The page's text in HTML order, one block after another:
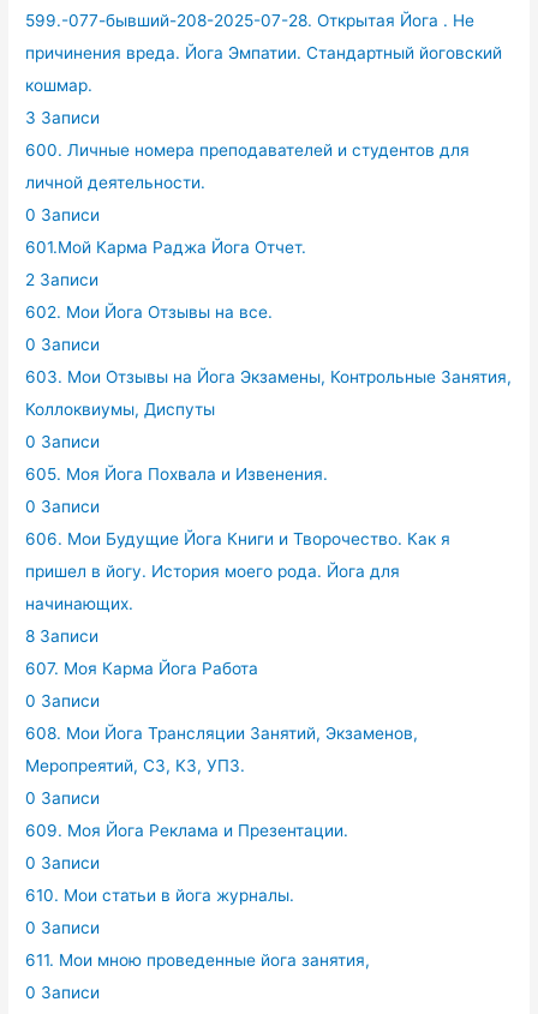
599.-077-бывший-208-2025-07-28. Открытая Йога . Не
причинения вреда. Йога Эмпатии. Стандартный йоговский
кошмар.
3 Записи
600. Личные номера преподавателей и студентов для
личной деятельности.
0 Записи
601.Мой Карма Раджа Йога Отчет.
2 Записи
602. Мои Йога Отзывы на все.
0 Записи
603. Мои Отзывы на Йога Экзамены, Контрольные Занятия,
Коллоквиумы, Диспуты
0 Записи
605. Моя Йога Похвала и Извенения.
0 Записи
606. Мои Будущие Йога Книги и Творочество. Как я
пришел в йогу. История моего рода. Йога для
начинающих.
8 Записи
607. Моя Карма Йога Работа
0 Записи
608. Мои Йога Трансляции Занятий, Экзаменов,
Меропреятий, СЗ, КЗ, УПЗ.
0 Записи
609. Моя Йога Реклама и Презентации.
0 Записи
610. Мои статьи в йога журналы.
0 Записи
611. Мои мною проведенные йога занятия,
0 Записи